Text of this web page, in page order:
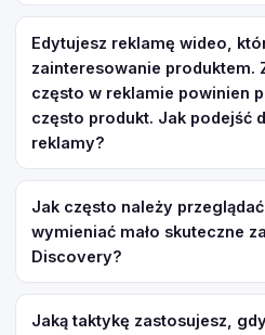
Edytujesz reklamę wideo,
zainteresowanie produktem.
często w reklamie powinien
często produkt. Jak podejść
reklamy?
Jak często należy
wymieniać mało skuteczne
Discovery?
Jaką taktykę zastosujesz,